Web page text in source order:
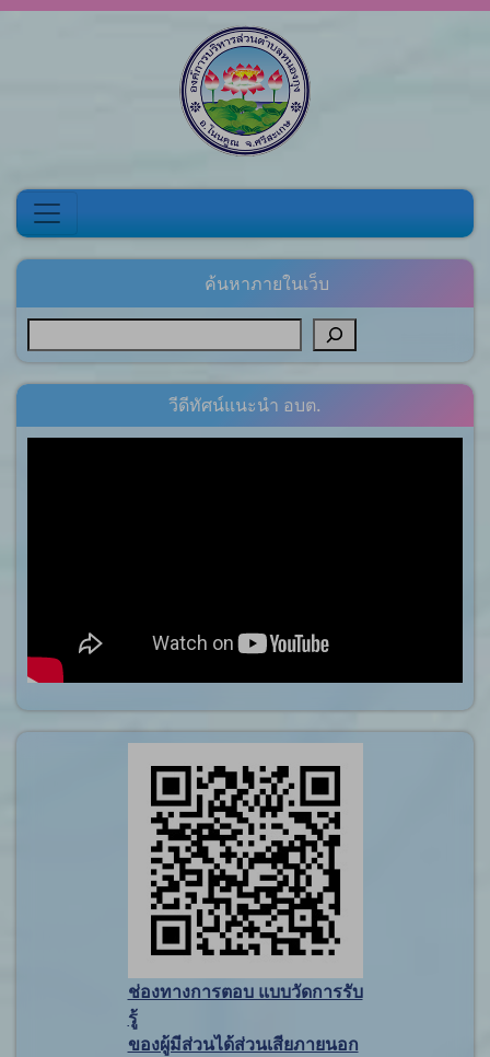
ค้นหาภายในเว็บ
วีดีทัศน์แนะนำ อบต.
ช่องทางการตอบ แบบวัดการรับ
รู้
ของผู้มีส่วนได้ส่วนเสียภายนอก